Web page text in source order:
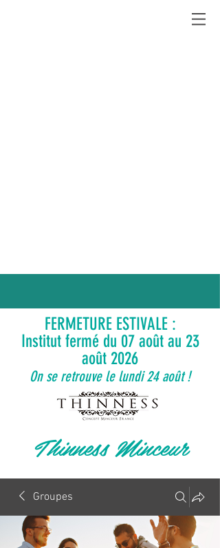
FERMETURE ESTIVALE :
Institut fermé du 07 août au 23
août 2026
On se retrouve le lundi 24 août !
Thinness Minceur
Groupes